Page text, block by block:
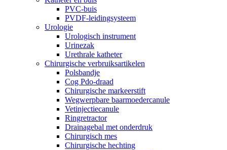
PVC-buis
PVDF-leidingsysteem
Urologie
Urologisch instrument
Urinezak
Urethrale katheter
Chirurgische verbruiksartikelen
Polsbandje
Cog Pdo-draad
Chirurgische markeerstift
Wegwerpbare baarmoedercanule
Vetinjectiecanule
Ringretractor
Drainagebal met onderdruk
Chirurgisch mes
Chirurgische hechting